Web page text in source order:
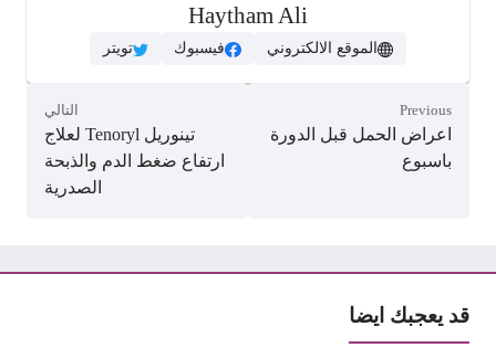
Haytham Ali
الموقع الالكتروني فيسبوك تويتر
Previous
اعراض الحمل قبل الدورة
باسبوع
التالي
تينوريل Tenoryl لعلاج
ارتفاع ضغط الدم والذبحة
الصدرية
قد يعجبك ايضا